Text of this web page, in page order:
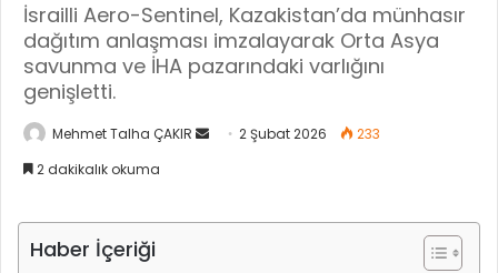
İsrailli Aero-Sentinel, Kazakistan’da münhasır
dağıtım anlaşması imzalayarak Orta Asya
savunma ve İHA pazarındaki varlığını
genişletti.
Mehmet Talha ÇAKIR 2 Şubat 2026
233
2 dakikalık okuma
Haber İçeriği